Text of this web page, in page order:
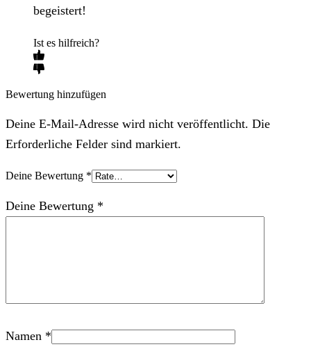
begeistert!
Ist es hilfreich?
Bewertung hinzufügen
Deine E-Mail-Adresse wird nicht veröffentlicht. Die
Erforderliche Felder sind markiert.
Deine Bewertung *
Deine Bewertung *
Namen *